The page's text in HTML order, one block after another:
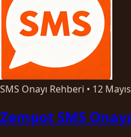
SMS Onayı Rehberi • 12
Zempot SMS Onayı